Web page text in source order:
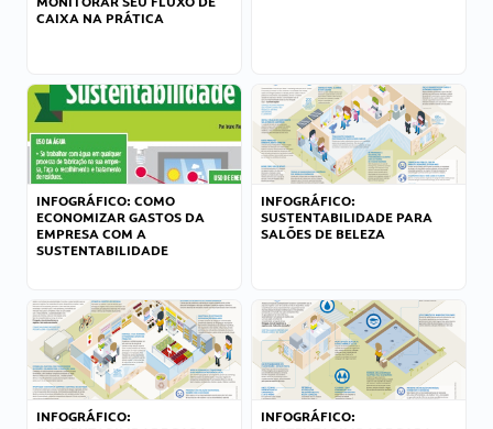
CAIXA NA PRÁTICA
INFOGRÁFICO: COMO
ECONOMIZAR GASTOS DA
EMPRESA COM A
SUSTENTABILIDADE
INFOGRÁFICO:
SUSTENTABILIDADE PARA
SALÕES DE BELEZA
INFOGRÁFICO:
INFOGRÁFICO: